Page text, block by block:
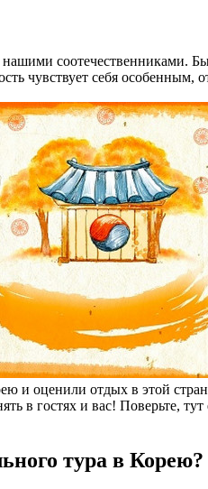
соотечественниками.
чувствует себя
оценили отдых в этой
в гостях и вас! Поверьте,
тура в Корею?